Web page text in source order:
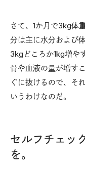
さて、1か月で3kg
分は主に水分および
3kgどころか1kg増や
骨や血液の量が増す
ぐに抜けるので、そ
いうわけなのだ。
セルフチェッ
を。